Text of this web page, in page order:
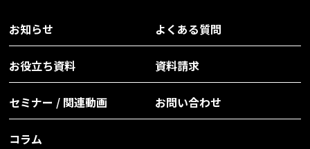
お知らせ
お役立ち資料
セミナー / 関連動画
コラム
よくある質問
資料請求
お問い合わせ